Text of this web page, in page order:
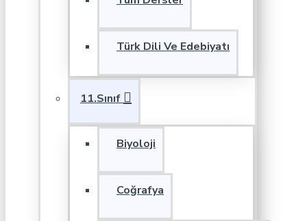
Türk Dili Ve Edebiyatı
11.Sınıf
Biyoloji
Coğrafya